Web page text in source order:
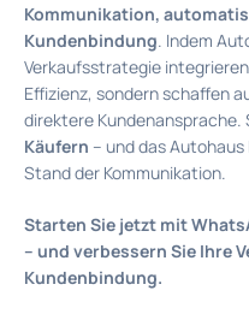
Kommunikation,
Kundenbindung. Indem
Verkaufsstrategie
Effizienz, sondern schaffen
direktere Kundenansprache.
Käufern – und das
Stand der Kommunikation.
Starten Sie jetzt mit
– und verbessern Sie Ihre
Kundenbindung.